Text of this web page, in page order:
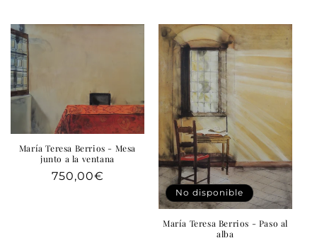
María Teresa Berrios - Mesa
junto a la ventana
Precio
750,00€
No disponible
María Teresa Berrios - Paso al
alba